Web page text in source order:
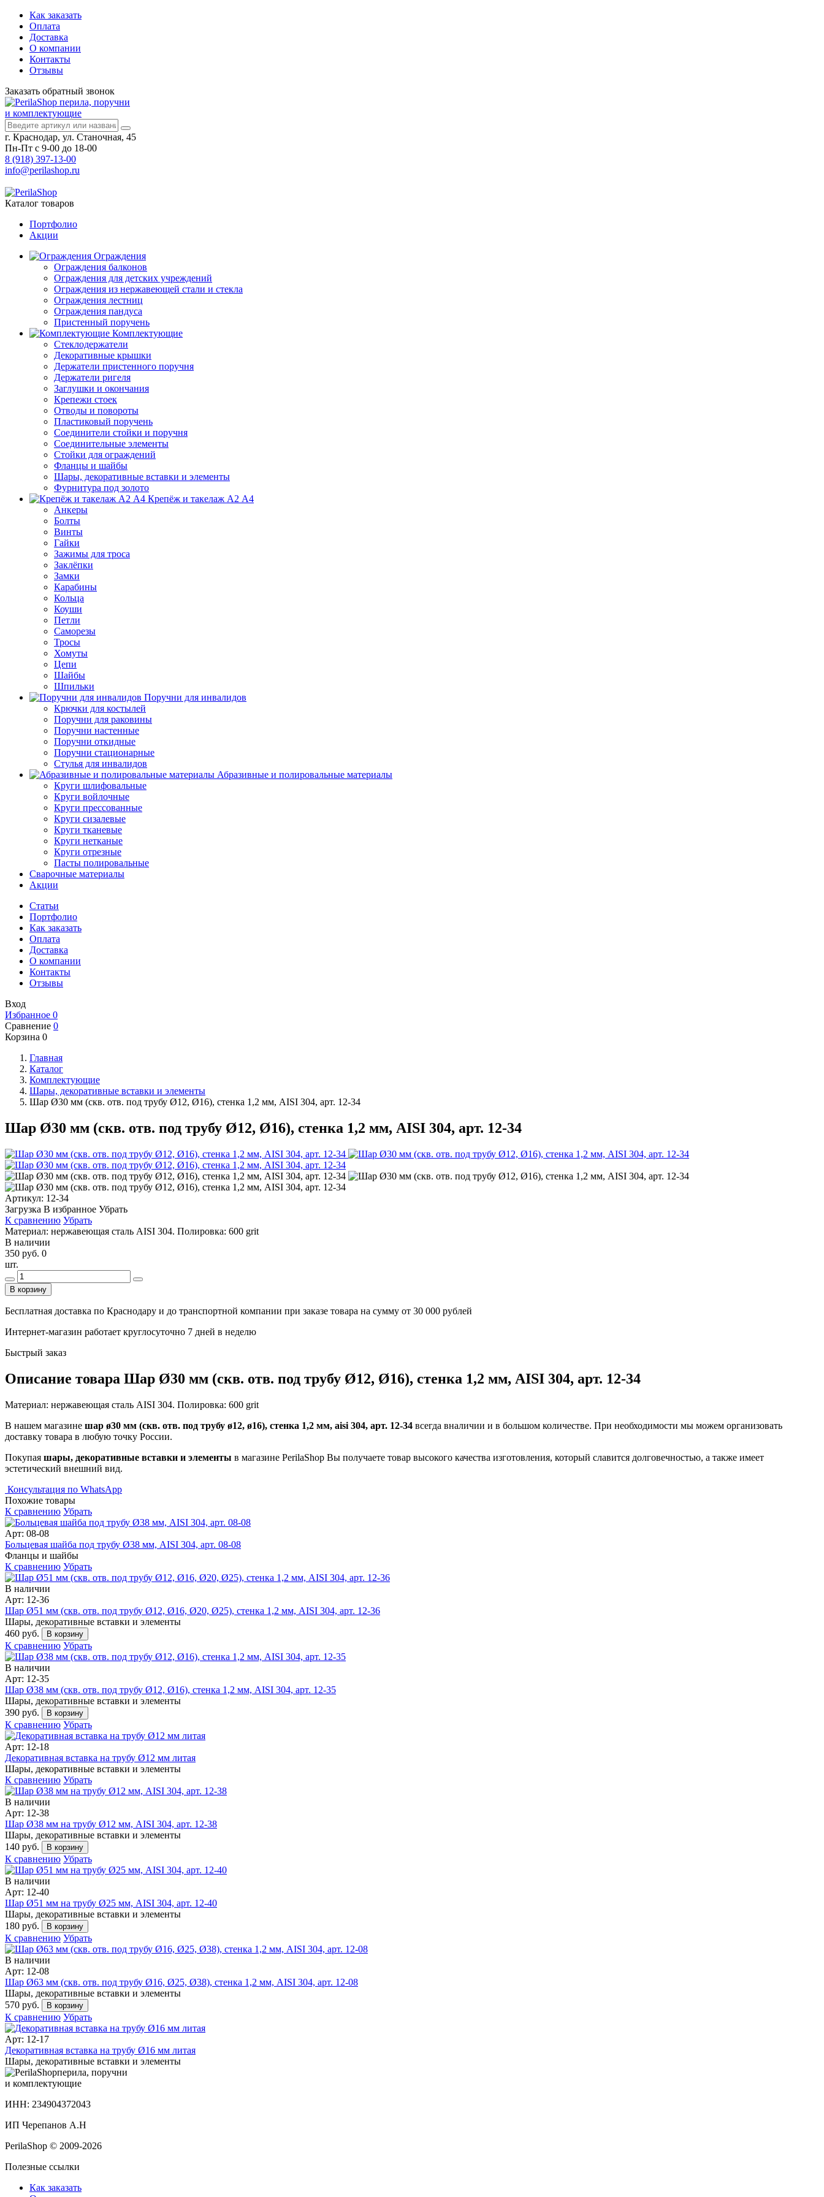
Как заказать
Оплата
Доставка
О компании
Контакты
Отзывы
Заказать обратный звонок
перила, поручни
и комплектующие
г. Краснодар, ул. Станочная, 45
Пн-Пт с 9-00 до 18-00
8 (918) 397-13-00
info@perilashop.ru
Каталог товаров
Портфолио
Акции
Ограждения
Ограждения балконов
Ограждения для детских учреждений
Ограждения из нержавеющей стали и стекла
Ограждения лестниц
Ограждения пандуса
Пристенный поручень
Комплектующие
Стеклодержатели
Декоративные крышки
Держатели пристенного поручня
Держатели ригеля
Заглушки и окончания
Крепежи стоек
Отводы и повороты
Пластиковый поручень
Соединители стойки и поручня
Соединительные элементы
Стойки для ограждений
Фланцы и шайбы
Шары, декоративные вставки и элементы
Фурнитура под золото
Крепёж и такелаж А2 А4
Анкеры
Болты
Винты
Гайки
Зажимы для троса
Заклёпки
Замки
Карабины
Кольца
Коуши
Петли
Саморезы
Тросы
Хомуты
Цепи
Шайбы
Шпильки
Поручни для инвалидов
Крючки для костылей
Поручни для раковины
Поручни настенные
Поручни откидные
Поручни стационарные
Стулья для инвалидов
Абразивные и полировальные материалы
Круги шлифовальные
Круги войлочные
Круги прессованные
Круги сизалевые
Круги тканевые
Круги нетканые
Круги отрезные
Пасты полировальные
Сварочные материалы
Акции
Статьи
Портфолио
Как заказать
Оплата
Доставка
О компании
Контакты
Отзывы
Вход
Избранное 0
Сравнение 0
Корзина 0
Главная
Каталог
Комплектующие
Шары, декоративные вставки и элементы
Шар Ø30 мм (скв. отв. под трубу Ø12, Ø16), стенка 1,2 мм, AISI 304, арт. 12-34
Шар Ø30 мм (скв. отв. под трубу Ø12, Ø16), стенка 1,2 мм, AISI 304, арт. 12-34
Артикул: 12-34
Загрузка В избранное Убрать
К сравнению Убрать
Материал: нержавеющая сталь AISI 304. Полировка: 600 grit
В наличии
350 руб. 0
шт.
В корзину
Бесплатная доставка по Краснодару и до транспортной компании при заказе товара на сумму от 30 000 рублей
Интернет-магазин работает круглосуточно 7 дней в неделю
Быстрый заказ
Описание товара Шар Ø30 мм (скв. отв. под трубу Ø12, Ø16), стенка 1,2 мм, AISI 304, арт. 12-34
Материал: нержавеющая сталь AISI 304. Полировка: 600 grit
В нашем магазине шар ø30 мм (скв. отв. под трубу ø12, ø16), стенка 1,2 мм, aisi 304, арт. 12-34 всегда вналичии и в большом количестве. При необходимости мы можем организовать
доставку товара в любую точку России.
Покупая шары, декоративные вставки и элементы в магазине PerilaShop Вы получаете товар высокого качества изготовления, который славится долговечностью, а также имеет
эстетический внешний вид.
Консультация по WhatsApp
Похожие товары
К сравнению Убрать
Арт: 08-08
Больцевая шайба под трубу Ø38 мм, AISI 304, арт. 08-08
Фланцы и шайбы
К сравнению Убрать
В наличии
Арт: 12-36
Шар Ø51 мм (скв. отв. под трубу Ø12, Ø16, Ø20, Ø25), стенка 1,2 мм, AISI 304, арт. 12-36
Шары, декоративные вставки и элементы
460 руб.
В корзину
К сравнению Убрать
В наличии
Арт: 12-35
Шар Ø38 мм (скв. отв. под трубу Ø12, Ø16), стенка 1,2 мм, AISI 304, арт. 12-35
Шары, декоративные вставки и элементы
390 руб.
В корзину
К сравнению Убрать
Арт: 12-18
Декоративная вставка на трубу Ø12 мм литая
Шары, декоративные вставки и элементы
К сравнению Убрать
В наличии
Арт: 12-38
Шар Ø38 мм на трубу Ø12 мм, AISI 304, арт. 12-38
Шары, декоративные вставки и элементы
140 руб.
В корзину
К сравнению Убрать
В наличии
Арт: 12-40
Шар Ø51 мм на трубу Ø25 мм, AISI 304, арт. 12-40
Шары, декоративные вставки и элементы
180 руб.
В корзину
К сравнению Убрать
В наличии
Арт: 12-08
Шар Ø63 мм (скв. отв. под трубу Ø16, Ø25, Ø38), стенка 1,2 мм, AISI 304, арт. 12-08
Шары, декоративные вставки и элементы
570 руб.
В корзину
К сравнению Убрать
Арт: 12-17
Декоративная вставка на трубу Ø16 мм литая
Шары, декоративные вставки и элементы
перила, поручни
и комплектующие
ИНН: 234904372043
ИП Черепанов А.Н
PerilaShop © 2009-2026
Полезные ссылки
Как заказать